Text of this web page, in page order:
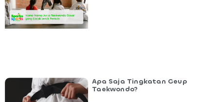
Apa Saja Tingkatan Geup
Taekwondo?